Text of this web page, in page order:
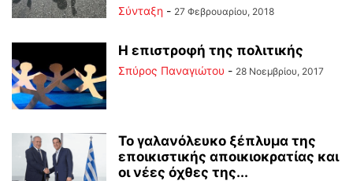
Σύνταξη - 27 Φεβρουαρίου, 2018
Η επιστροφή της πολιτικής
Σπύρος Παναγιώτου - 28 Νοεμβρίου, 2017
To γαλανόλευκο ξέπλυμα της
εποικιστικής αποικιοκρατίας και
οι νέες όχθες της...